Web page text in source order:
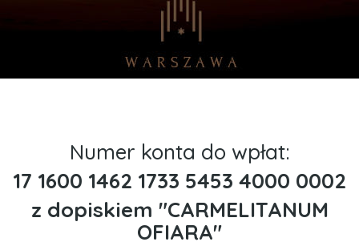
Numer konta do wpłat:
17 1600 1462 1733 5453 4000 0002
z dopiskiem "CARMELITANUM
OFIARA"